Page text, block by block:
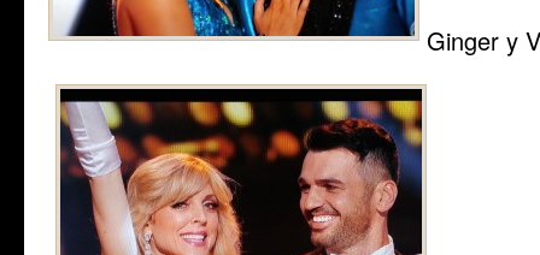
Ginger y